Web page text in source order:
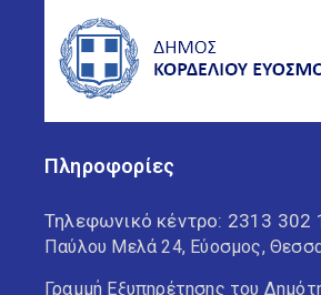
Πληροφορίες
Τηλεφωνικό κέντρο: 2313 302
Παύλου Μελά 24, Εύοσμος,
Γραμμή Εξυπηρέτησης του